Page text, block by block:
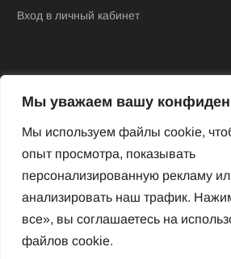
Мы уважаем вашу
Мы используем файлы cookie,
опыт просмотра, показывать
персонализированную рекламу
анализировать наш трафик.
все», вы соглашаетесь на
файлов cookie.
Вход в личный кабинет
Новый Венский журнал
Архив номеров
Impressum